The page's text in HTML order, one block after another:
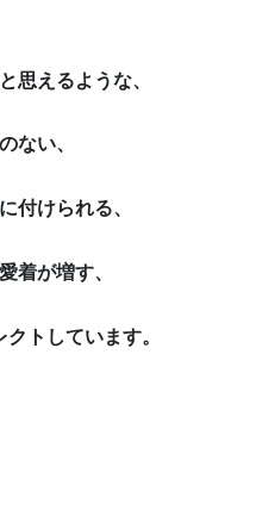
思えるような、
ない、
付けられる、
着が増す、
トしています。